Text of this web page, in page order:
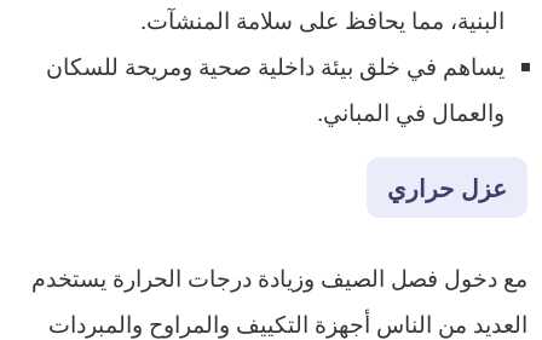
البنية، مما يحافظ على سلامة المنشآت.
يساهم في خلق بيئة داخلية صحية ومريحة للسكان
والعمال في المباني.
عزل حراري
مع دخول فصل الصيف وزيادة درجات الحرارة يستخدم
العديد من الناس أجهزة التكييف والمراوح والمبردات